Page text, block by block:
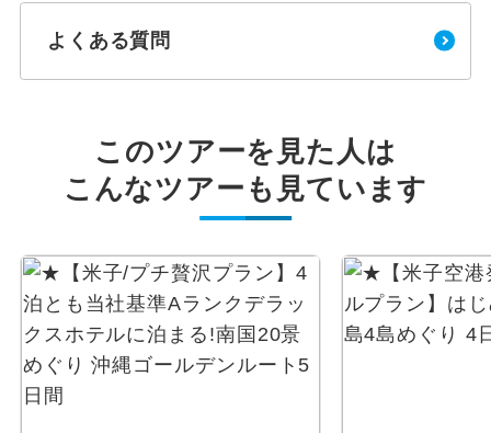
よくある質問
このツアーを見た人は
こんなツアーも見ています